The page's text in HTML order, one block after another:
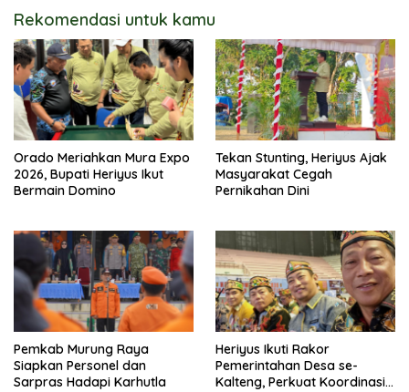
Rekomendasi untuk kamu
Orado Meriahkan Mura Expo
2026, Bupati Heriyus Ikut
Bermain Domino
Tekan Stunting, Heriyus Ajak
Masyarakat Cegah
Pernikahan Dini
Pemkab Murung Raya
Siapkan Personel dan
Sarpras Hadapi Karhutla
Heriyus Ikuti Rakor
Pemerintahan Desa se-
Kalteng, Perkuat Koordinasi